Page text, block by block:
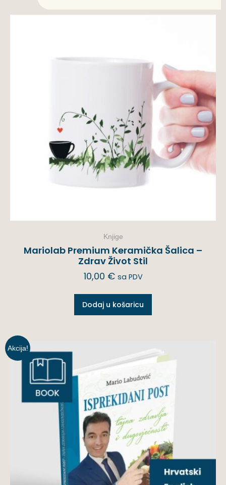
Knjige
Mariolab Premium Keramička Šalica –
Zdrav Život Stil
10,00 € sa PDV
Dodaj u košaricu
Akcija!